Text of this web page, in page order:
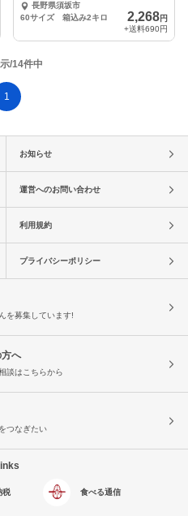
くて短い
長野県須坂市
60サイズ 箱込み2キロ
2,268円
+送料690円
/14件中
1
お知らせ
運営へのお問い合わせ
利用規約
プライバシーポリシー
を募集しています!
へ
談はこちらから
つなぎたい
税 食べる通信